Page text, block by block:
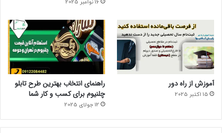
16 نوامبر 2025
آموزش از راه دور
15 اکتبر 2025
راهنمای انتخاب بهترین طرح تابلو
چلنیوم برای کسب و کار شما
12 جولای 2025